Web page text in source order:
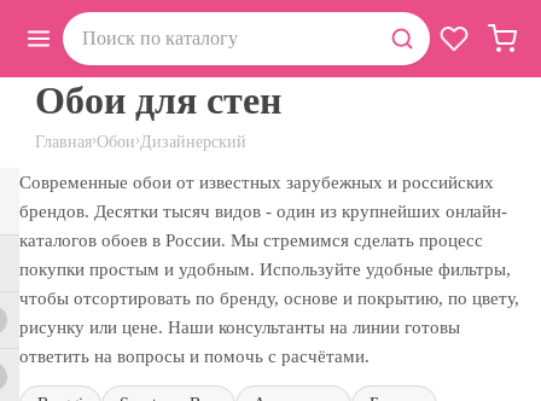
Главная›Обои›Дизайнерский
Обои для стен
Современные обои от известных зарубежных и российских
брендов. Десятки тысяч видов - один из крупнейших онлайн-
каталогов обоев в России. Мы стремимся сделать процесс
покупки простым и удобным. Используйте удобные фильтры,
чтобы отсортировать по бренду, основе и покрытию, по цвету,
рисунку или цене. Наши консультанты на линии готовы
ответить на вопросы и помочь с расчётами.